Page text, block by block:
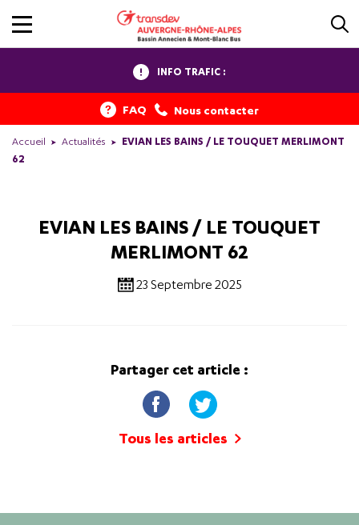
INFO TRAFIC :
FAQ Nous contacter
Accueil Actualités
EVIAN LES BAINS / LE TOUQUET MERLIMONT
62
EVIAN LES BAINS / LE TOUQUET
MERLIMONT 62
23 Septembre 2025
Partager cet article :
Tous les articles